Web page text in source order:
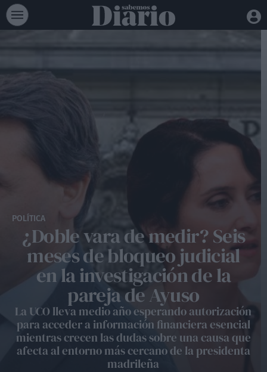
POLÍTICA
¿Doble vara de medir? Seis
meses de bloqueo judicial
en la investigación de la
pareja de Ayuso
La UCO lleva medio año esperando autorización
para acceder a información financiera esencial
mientras crecen las dudas sobre una causa que
afecta al entorno más cercano de la presidenta
madrileña